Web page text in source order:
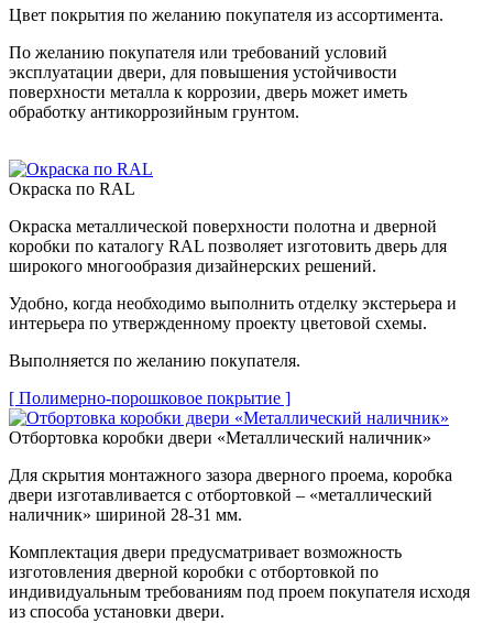
Цвет покрытия по желанию покупателя из ассортимента.
По желанию покупателя или требований условий
эксплуатации двери, для повышения устойчивости
поверхности металла к коррозии, дверь может иметь
обработку антикоррозийным грунтом.
Окраска по RAL
Окраска металлической поверхности полотна и дверной
коробки по каталогу RAL позволяет изготовить дверь для
широкого многообразия дизайнерских решений.
Удобно, когда необходимо выполнить отделку экстерьера и
интерьера по утвержденному проекту цветовой схемы.
Выполняется по желанию покупателя.
[ Полимерно-порошковое покрытие ]
Отбортовка коробки двери «Металлический наличник»
Для скрытия монтажного зазора дверного проема, коробка
двери изготавливается с отбортовкой – «металлический
наличник» шириной 28-31 мм.
Комплектация двери предусматривает возможность
изготовления дверной коробки с отбортовкой по
индивидуальным требованиям под проем покупателя исходя
из способа установки двери.